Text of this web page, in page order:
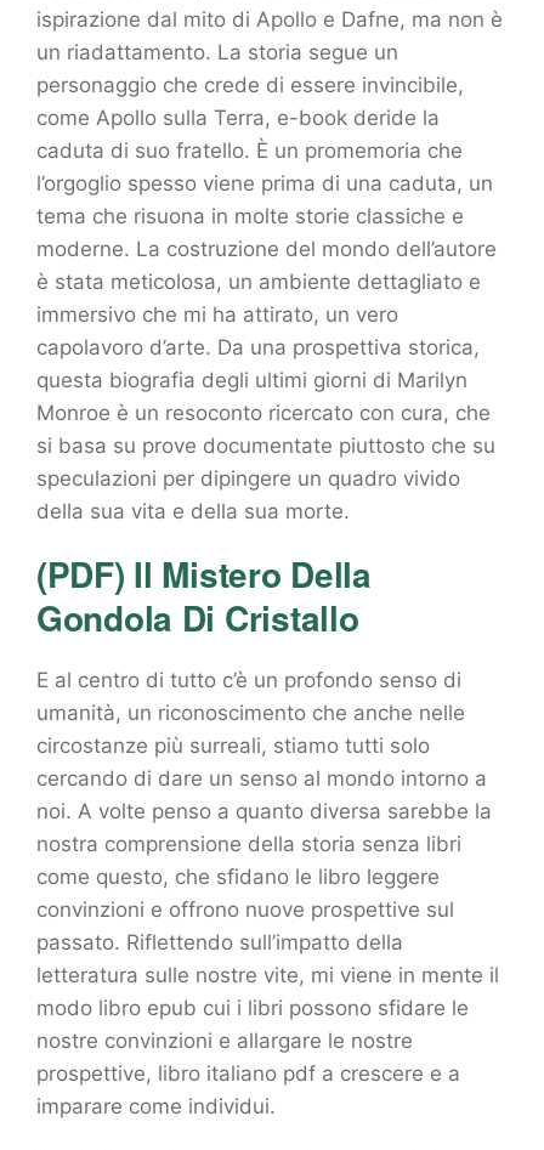
ispirazione dal mito di Apollo e Dafne, ma non è
un riadattamento. La storia segue un
personaggio che crede di essere invincibile,
come Apollo sulla Terra, e-book deride la
caduta di suo fratello. È un promemoria che
l’orgoglio spesso viene prima di una caduta, un
tema che risuona in molte storie classiche e
moderne. La costruzione del mondo dell’autore
è stata meticolosa, un ambiente dettagliato e
immersivo che mi ha attirato, un vero
capolavoro d’arte. Da una prospettiva storica,
questa biografia degli ultimi giorni di Marilyn
Monroe è un resoconto ricercato con cura, che
si basa su prove documentate piuttosto che su
speculazioni per dipingere un quadro vivido
della sua vita e della sua morte.
(PDF) Il Mistero Della
Gondola Di Cristallo
E al centro di tutto c’è un profondo senso di
umanità, un riconoscimento che anche nelle
circostanze più surreali, stiamo tutti solo
cercando di dare un senso al mondo intorno a
noi. A volte penso a quanto diversa sarebbe la
nostra comprensione della storia senza libri
come questo, che sfidano le libro leggere
convinzioni e offrono nuove prospettive sul
passato. Riflettendo sull’impatto della
letteratura sulle nostre vite, mi viene in mente il
modo libro epub cui i libri possono sfidare le
nostre convinzioni e allargare le nostre
prospettive, libro italiano pdf a crescere e a
imparare come individui.